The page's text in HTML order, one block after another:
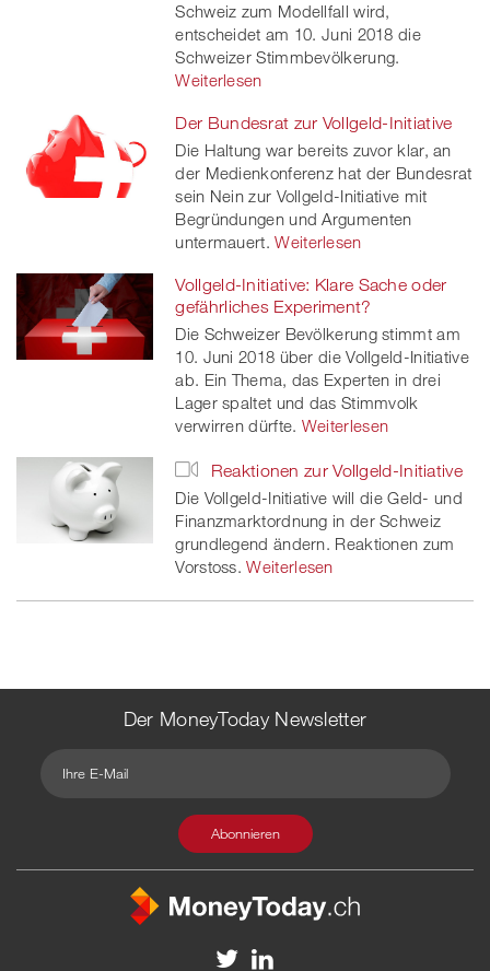
er
Schweiz zum Modellfall wird,
entscheidet am 10. Juni 2018 die
Schweizer Stimmbevölkerung.
Weiterlesen
Der Bundesrat zur Vollgeld-Initiative
Die Haltung war bereits zuvor klar, an
der Medienkonferenz hat der Bundesrat
sein Nein zur Vollgeld-Initiative mit
Begründungen und Argumenten
untermauert. Weiterlesen
Vollgeld-Initiative: Klare Sache oder
gefährliches Experiment?
Die Schweizer Bevölkerung stimmt am
10. Juni 2018 über die Vollgeld-Initiative
ab. Ein Thema, das Experten in drei
Lager spaltet und das Stimmvolk
verwirren dürfte. Weiterlesen
Reaktionen zur Vollgeld-Initiative
Die Vollgeld-Initiative will die Geld- und
Finanzmarktordnung in der Schweiz
grundlegend ändern. Reaktionen zum
Vorstoss. Weiterlesen
Der MoneyToday Newsletter